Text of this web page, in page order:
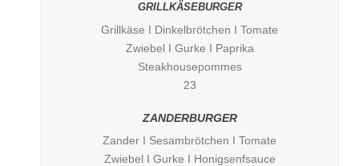
GRILLKÄSEBURGER
Grillkäse I Dinkelbrötchen I Tomate
Zwiebel I Gurke I Paprika
Steakhousepommes
23
ZANDERBURGER
Zander I Sesambrötchen I Tomate
Zwiebel I Gurke I Honigsenfsauce